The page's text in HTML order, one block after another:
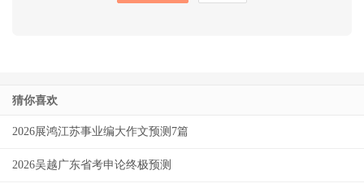
猜你喜欢
2026展鸿江苏事业编大作文预测7篇
2026吴越广东省考申论终极预测